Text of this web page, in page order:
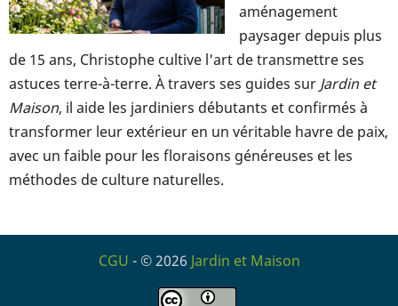
aménagement
paysager depuis plus
de 15 ans, Christophe cultive l'art de transmettre ses
astuces terre-à-terre. À travers ses guides sur Jardin et
Maison, il aide les jardiniers débutants et confirmés à
transformer leur extérieur en un véritable havre de paix,
avec un faible pour les floraisons généreuses et les
méthodes de culture naturelles.
CGU - © 2026 Jardin et Maison